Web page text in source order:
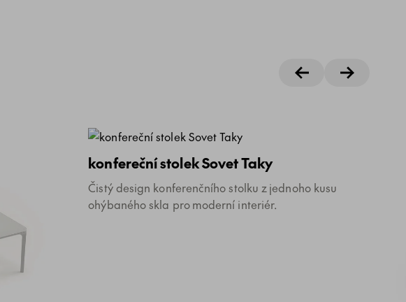
konfereční stolek Sovet Taky
Čistý design konferenčního stolku z jednoho kusu
ohýbaného skla pro moderní interiér.